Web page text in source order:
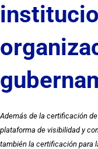
Además de la certificación
plataforma de visibilidad y
también la certificación para